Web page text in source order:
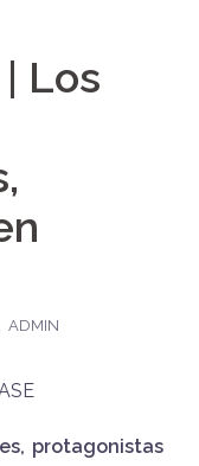
| Los
ADMIN
protagonistas